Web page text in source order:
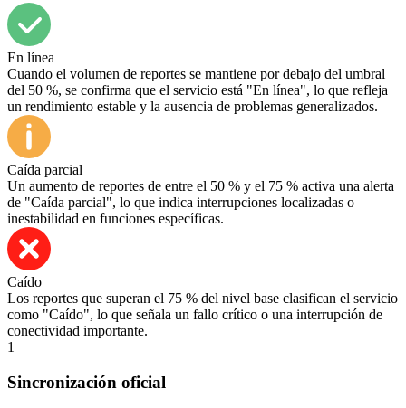
En línea
Cuando el volumen de reportes se mantiene por debajo del umbral
del 50 %, se confirma que el servicio está "En línea", lo que refleja
un rendimiento estable y la ausencia de problemas generalizados.
Caída parcial
Un aumento de reportes de entre el 50 % y el 75 % activa una alerta
de "Caída parcial", lo que indica interrupciones localizadas o
inestabilidad en funciones específicas.
Caído
Los reportes que superan el 75 % del nivel base clasifican el servicio
como "Caído", lo que señala un fallo crítico o una interrupción de
conectividad importante.
1
Sincronización oficial